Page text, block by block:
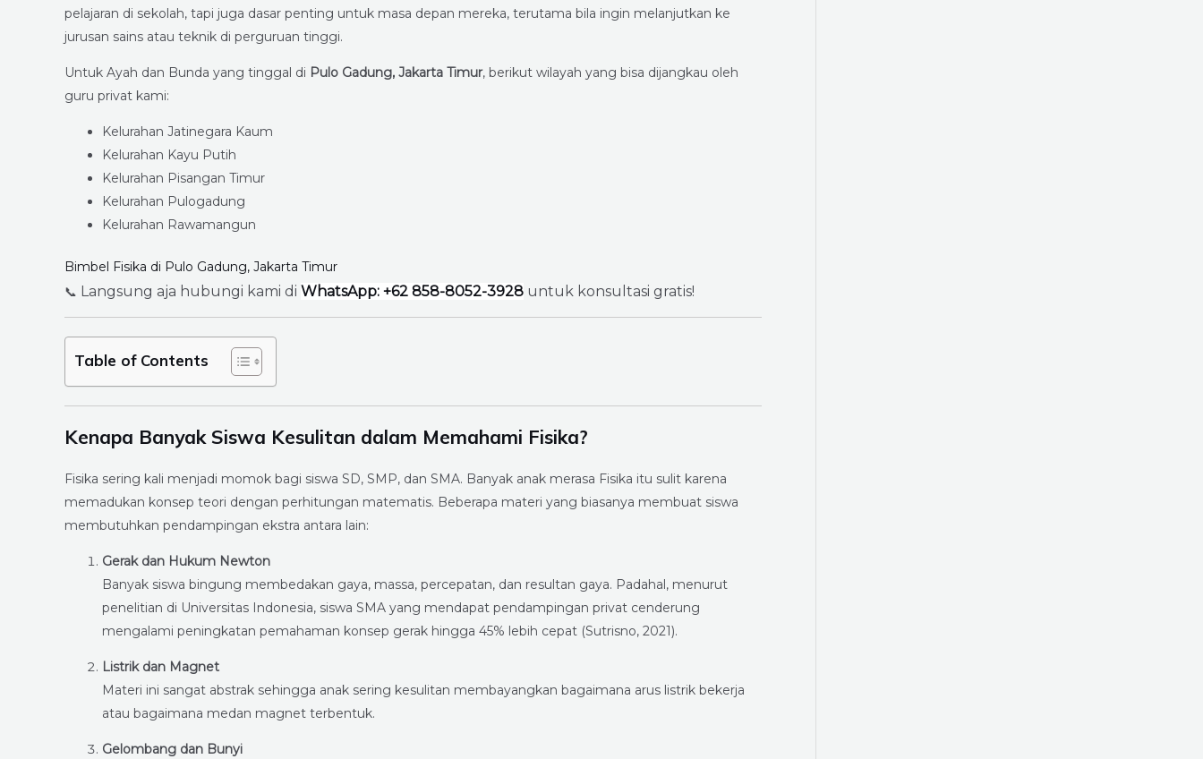
pelajaran di sekolah, tapi juga dasar penting untuk masa depan mereka, terutama bila ingin melanjutkan ke
jurusan sains atau teknik di perguruan tinggi.
Untuk Ayah dan Bunda yang tinggal di Pulo Gadung, Jakarta Timur, berikut wilayah yang bisa dijangkau oleh
guru privat kami:
Kelurahan Jatinegara Kaum
Kelurahan Kayu Putih
Kelurahan Pisangan Timur
Kelurahan Pulogadung
Kelurahan Rawamangun
Bimbel Fisika di Pulo Gadung, Jakarta Timur
📞 Langsung aja hubungi kami di WhatsApp: +62 858-8052-3928 untuk konsultasi gratis!
Table of Contents
Kenapa Banyak Siswa Kesulitan dalam Memahami Fisika?
Fisika sering kali menjadi momok bagi siswa SD, SMP, dan SMA. Banyak anak merasa Fisika itu sulit karena
memadukan konsep teori dengan perhitungan matematis. Beberapa materi yang biasanya membuat siswa
membutuhkan pendampingan ekstra antara lain:
Gerak dan Hukum Newton
Banyak siswa bingung membedakan gaya, massa, percepatan, dan resultan gaya. Padahal, menurut
penelitian di Universitas Indonesia, siswa SMA yang mendapat pendampingan privat cenderung
mengalami peningkatan pemahaman konsep gerak hingga 45% lebih cepat (Sutrisno, 2021).
Listrik dan Magnet
Materi ini sangat abstrak sehingga anak sering kesulitan membayangkan bagaimana arus listrik bekerja
atau bagaimana medan magnet terbentuk.
Gelombang dan Bunyi